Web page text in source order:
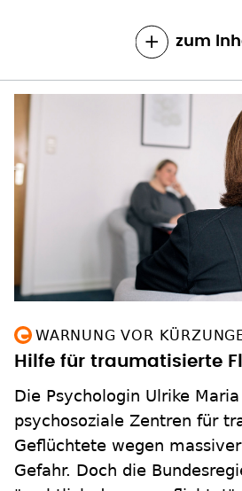
zum
WARNUNG VOR
Hilfe für traumatisierte
Die Psychologin Ulrike
psychosoziale Zentren für
Geflüchtete wegen
Gefahr. Doch die